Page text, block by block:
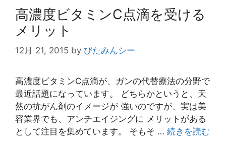
高濃度ビタミンC点滴を受ける
メリット
12月 21, 2015 by びたみんシー
高濃度ビタミンC点滴が、ガンの代替療法の分野で
最近話題になっています。 どちらかというと、天
然の抗がん剤のイメージが 強いのですが、実は美
容業界でも、アンチエイジングに メリットがある
として注目を集めています。 そもそ … 続きを読む